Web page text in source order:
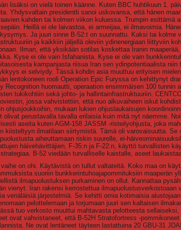
lisäksi on vielä toinen käänne. Kuten BBC huhtikuun 1.
Yhdysvaltain presidentti sanoi uskovansa, että hänen
kahden tai kolmen viikon kuluessa. Trumpin esittämä
Heillä ei ole laivastoa, ei armeijaa, ei ilmavoimia.
Ja juuri sinne B-52:t on suunnattu. Kaksi tai kolme
ja kaikkiin jäljellä oleviin ydinenergiaan liittyviin
Ilman, että yksikään sotilas koskettaa Iranin
Kyse ei ole vain Isfahanista. Kyse ei ole vain
kampanjasta riisua Iran sen ydinpotentiaalista
ei selviydy. Tässä kohdin asia muuttuu erityisen
lentokoneen rooli Operation Epic Furyssa on kehittynyt
Recognition huomautti, operaation ensimmäisen 100
tukikohtiin sekä johto- ja hallintainfrastruktuuriin.
jossa vahvistettiin, että nuo alkuvaiheen iskut
ohjusjoukkoihin, mukaan lukien ohjuslaukaisujen
olivat perustavalla tavalla erilaisia kuin mitä nyt näemme.
aseita kuten AGM-158 JASSM -risteilyohjusta, joka
kiisteltyyn ilmatilaan siirtymistä. Tämä oli varovaisuutta.
aiheuttamaan riskin suurelle, ei-
häivehävittäjien, F-35:n ja F-22:n, käyttö turvallisten
B-52 viedään turvalliselle kaistalle, aseet
on ohi. Käytävistä on tullut valtateitä. Koko maa on
suoriin bunkkerintuhoajapommituksiin maaperän
ilmapuolustuksen purkaminen on ollut. Kannattaa
vienyt. Iran rakensi kerrostettua
venäläisiä järjestelmiä. Se kehitti omia kotimaisia
pelottelemaan ja torjumaan juuri sen kaltaisen
tuo verkosto muuttui mahtavasta pelotteesta
ovat vahvistaneet, että B-52H Stratofortress -
Ne ovat lentäneet täyteen lastattuina 20 GBU-31